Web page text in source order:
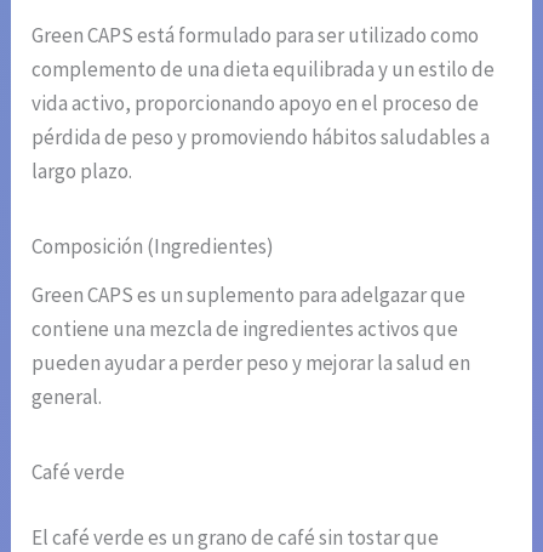
Green CAPS está formulado para ser utilizado como
complemento de una dieta equilibrada y un estilo de
vida activo, proporcionando apoyo en el proceso de
pérdida de peso y promoviendo hábitos saludables a
largo plazo.
Composición (Ingredientes)
Green CAPS es un suplemento para adelgazar que
contiene una mezcla de ingredientes activos que
pueden ayudar a perder peso y mejorar la salud en
general.
Café verde
El café verde es un grano de café sin tostar que